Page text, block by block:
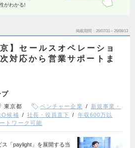
がわかる!
掲載期間 26/07/31～26/08/13
】セールスオペレーショ
対応から営業サポートま
プ
東京都 ベンチャー企業
新規事業・
候補 社長・役員直下
年収600万以
トワーク可能
「paylight」を展開する当